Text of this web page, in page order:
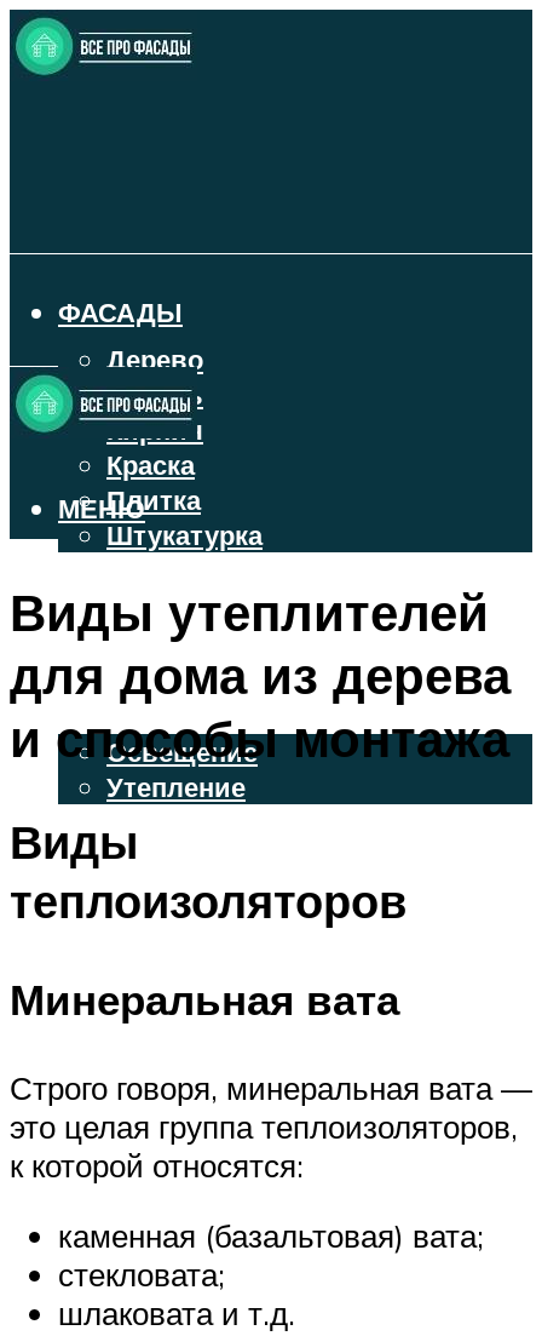
ФАСАДЫ
Дерево
Камень
Кирпич
Краска
Плитка
Штукатурка
ФАСАДНЫЙ САЙДИНГ
ОСВЕЩЕНИЕ И УТЕПЛЕНИЕ
Освещение
Утепление
ДЕКОР
МЕНЮ
МЕНЮ
Виды утеплителей
для дома из дерева
и способы монтажа
Виды
теплоизоляторов
Минеральная вата
Строго говоря, минеральная вата —
это целая группа теплоизоляторов,
к которой относятся:
каменная (базальтовая) вата;
стекловата;
шлаковата и т.д.